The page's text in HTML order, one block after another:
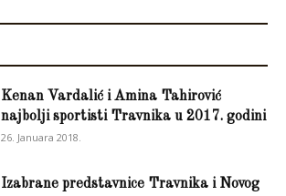
Kenan Vardalić i Amina Tahirović
najbolji sportisti Travnika u 2017. godini
26. Januara 2018.
Izabrane predstavnice Travnika i Novog